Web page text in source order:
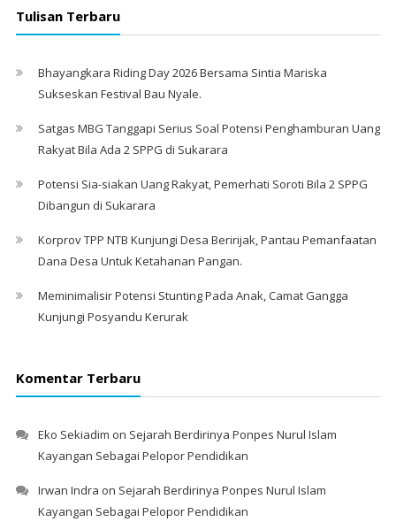
Tulisan Terbaru
Bhayangkara Riding Day 2026 Bersama Sintia Mariska
Sukseskan Festival Bau Nyale. ‎
Satgas MBG Tanggapi Serius Soal Potensi Penghamburan Uang
Rakyat Bila Ada 2 SPPG di Sukarara
Potensi Sia-siakan Uang Rakyat, Pemerhati Soroti Bila 2 SPPG
Dibangun di Sukarara
Korprov TPP NTB Kunjungi Desa Beririjak, Pantau Pemanfaatan
Dana Desa Untuk Ketahanan Pangan.
Meminimalisir Potensi Stunting Pada Anak, Camat Gangga
Kunjungi Posyandu Kerurak
Komentar Terbaru
Eko Sekiadim on Sejarah Berdirinya Ponpes Nurul Islam
Kayangan Sebagai Pelopor Pendidikan
Irwan Indra on Sejarah Berdirinya Ponpes Nurul Islam
Kayangan Sebagai Pelopor Pendidikan